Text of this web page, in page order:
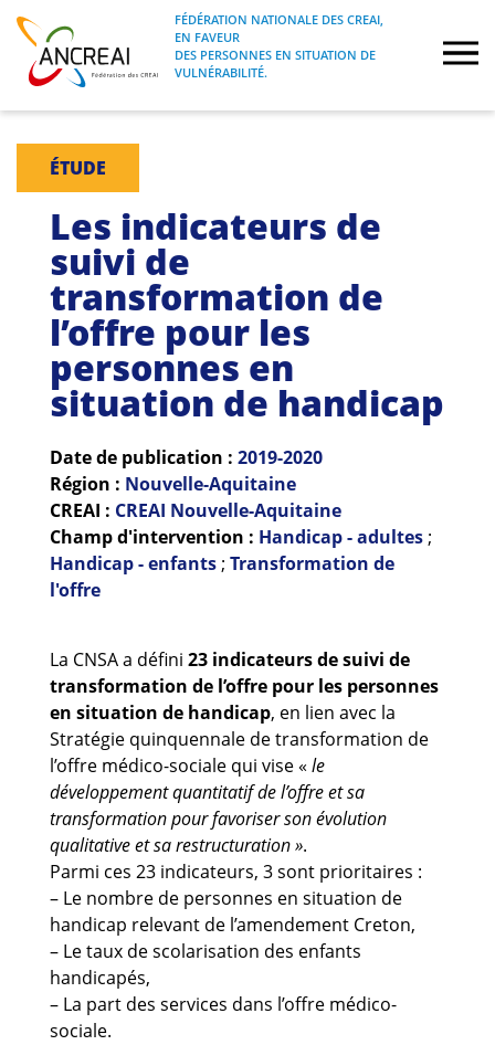
Skip
content
ANCREAI
FÉDÉRATION NATIONALE DES CREAI, EN
FAVEUR DES PERSONNES EN SITUATION
FÉDÉRATION NATIONALE DES CREAI,
EN FAVEUR
DES PERSONNES EN SITUATION DE
VULNÉRABILITÉ.
À propos
Journées nationales
Formations
Projets Fédéraux
Espace emploi
Guides et outils
Actualités
ÉTUDE
Les indicateurs de
suivi de
transformation de
l’offre pour les
personnes en
situation de handicap
Date de publication : 2019-2020
Région : Nouvelle-Aquitaine
CREAI : CREAI Nouvelle-Aquitaine
Champ d'intervention : Handicap - adultes;
Handicap - enfants; Transformation de
l'offre
La CNSA a défini 23 indicateurs de suivi de
transformation de l’offre pour les personnes
en situation de handicap, en lien avec la
Stratégie quinquennale de transformation de
l’offre médico-sociale qui vise « le
développement quantitatif de l’offre et sa
transformation pour favoriser son évolution
qualitative et sa restructuration ».
Parmi ces 23 indicateurs, 3 sont prioritaires :
– Le nombre de personnes en situation de
handicap relevant de l’amendement Creton,
– Le taux de scolarisation des enfants
handicapés,
– La part des services dans l’offre médico-
sociale.